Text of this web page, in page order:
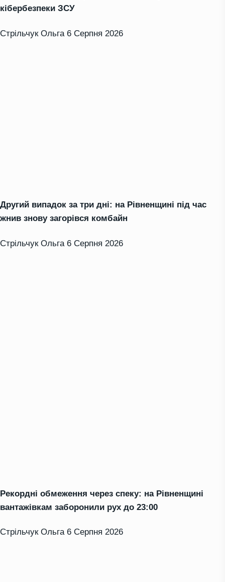
кібербезпеки ЗСУ
Стрільчук Ольга 6 Серпня 2026
Другий випадок за три дні: на Рівненщині під час
жнив знову загорівся комбайн
Стрільчук Ольга 6 Серпня 2026
Рекордні обмеження через спеку: на Рівненщині
вантажівкам заборонили рух до 23:00
Стрільчук Ольга 6 Серпня 2026